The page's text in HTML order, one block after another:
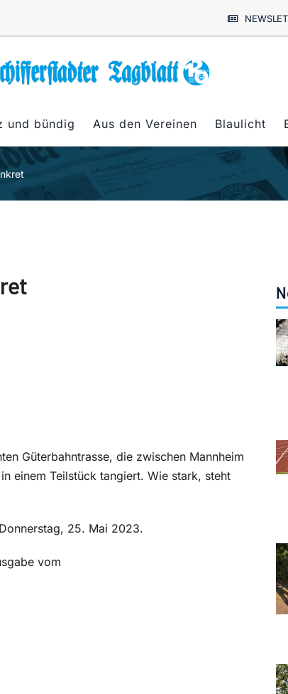
und bündig Aus den Vereinen Blaulicht
Güterbahntrasse, die zwischen Mannheim
einem Teilstück tangiert. Wie stark, steht
25. Mai 2023.
vom